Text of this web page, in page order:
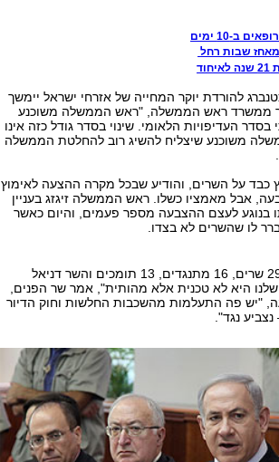
ב-10 ימים
שבות רחל
להורדת יוקר המחייה של אזרחי ישראל יימשך
ממשרד ראש הממשלה, "ראש הממשלה משוכנע
בסדר העדיפויות הלאומי. שינוי בסדר גודל כזה אינו
משוכנע שיצליח להשיג רוב להחלטת הממשלה
כבד על השרים, והודיע שבכל מקרה ההצעה לאימוץ
אבל מאמציו כשלו. ראש הממשלה זיגזג בעניין
בנוגע לעצם ההצבעה מספר פעמים, והיום כאשר
לו שהשרים לא בצדו.
מאזן הכוחות כעת הוא שמתוך 29 שרים, 16 מתנגדים, 13 תומכים והשר דניאל
היא לא טכנית אלא מהותית", אמר שר הפנים,
"יש פה התעלמות מהשכבות החלשות וחוק הדיור
נגד".